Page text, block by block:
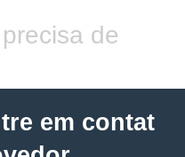
de
em contat